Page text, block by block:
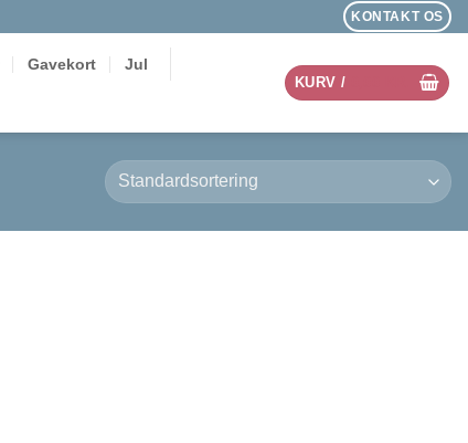
KONTAKT OS
Gavekort Jul
KURV /